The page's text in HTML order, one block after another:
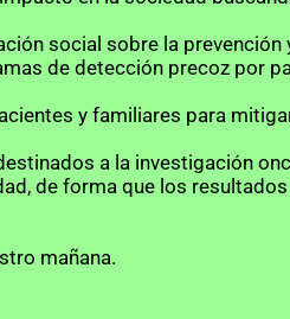
social sobre la
de detección precoz por
y familiares para
a la investigación
de forma que los
mañana.